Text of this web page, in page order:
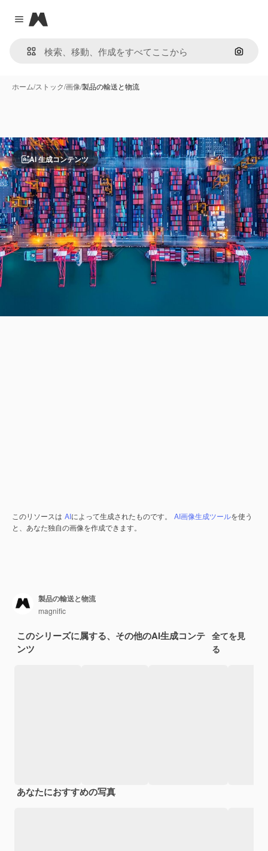
Close menu
Magnific
画像で
ホーム/ストック/画像/製品の輸送と物流
AI 生成コンテンツ
このリソースは AIによって生成されたものです。 AI画像生成ツールを使う
と、あなた独自の画像を作成できます。
製品の輸送と物流
magnific
このシリーズに属する、その他のAI生成コンテ
ンツ
全てを見
る
あなたにおすすめの写真